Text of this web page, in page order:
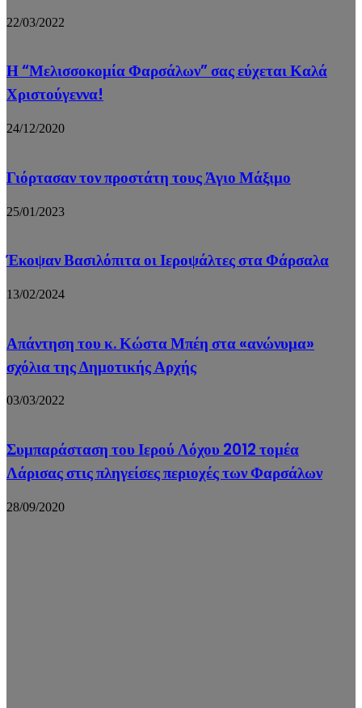
22/03/2022
Η “Μελισσοκομία Φαρσάλων” σας εύχεται Καλά
Χριστούγεννα!
24/12/2020
Γιόρτασαν τον προστάτη τους Άγιο Μάξιμο
25/01/2023
Έκοψαν Βασιλόπιτα οι Ιεροψάλτες στα Φάρσαλα
13/02/2024
Απάντηση του κ. Κώστα Μπέη στα «ανώνυμα»
σχόλια της Δημοτικής Αρχής
03/03/2022
Συμπαράσταση του Ιερού Λόχου 2012 τομέα
Λάρισας στις πληγείσες περιοχές των Φαρσάλων
28/09/2020